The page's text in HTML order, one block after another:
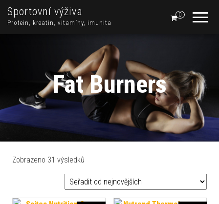
Sportovní výživa
Protein, kreatin, vitamíny, imunita
0
Fat Burners
Zobrazeno 31 výsledků